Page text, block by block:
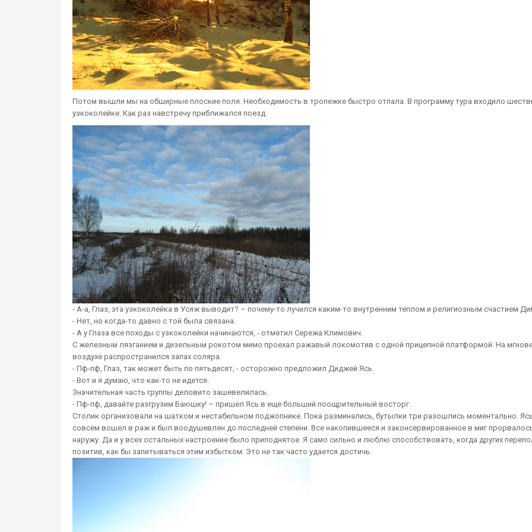
Потом вышли мы на обширные плоские поля. Необходимость в тропежке быстро отпала. В программу тура входило
узкоколейке. Как раз навстречу приближался поезд.
- А-а, Глаз, эта узкоколейка в Усяж выводит? – почему-то лучился каким-то внутренним теплом и религиозным счастием
- Нет, но когда-то давно с той была связана.
- А у Глаза все походы с узкоколейки начинаются, - отметил Сережа Климович.
С железным лязганием и дизельным рокотом мимо проехал ражавый локомотив с одной прицепной платформой. На
воздухе распространился запах соляра.
- Пф-пф, Глаз, так может быть по пятьдесят, - осторожно предложил Диджей Ясь.
- Вот и я думаю, что как-то не идется.
Значительная часть группы деловито зашевелилась.
- Пф-пф, давайте разгрузим Баюшку! – пришел Ясь в еще больший поощрительный восторг.
Столик организовали на шатком и нестабильном поджопнике. Пока разминались, бутылки три разошлись моментально.
совсем вошел в раж и был воодушевлен до последней степени. Все накопившееся и законсервированное в миг
наружу. Да и у всех остальных настроение было приподнятое. Я само сильно и люблю способствовать, когда других
позитив, как бы запитываться этим избытком. Это не так часто удается достичь.